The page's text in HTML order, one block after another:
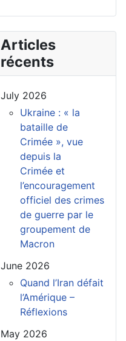
Articles
récents
July 2026
Ukraine : « la
bataille de
Crimée », vue
depuis la
Crimée et
l’encouragement
officiel des crimes
de guerre par le
groupement de
Macron
June 2026
Quand l’Iran défait
l’Amérique –
Réflexions
May 2026